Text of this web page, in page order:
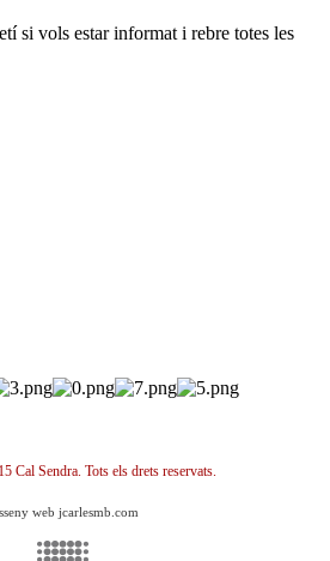
si vols estar informat i rebre totes les
Cal Sendra. Tots els drets reservats.
web jcarlesmb.com